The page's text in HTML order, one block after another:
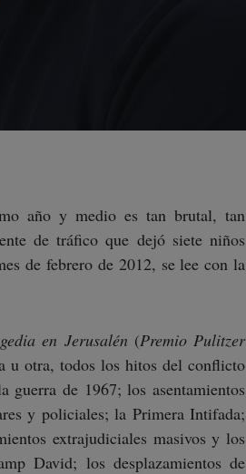
año y medio es tan brutal, tan
de tráfico que dejó siete niños
de febrero de 2012, se lee con la
en Jerusalén (Premio Pulitzer
u otra, todos los hitos del conflicto
de 1967; los asentamientos
y policiales; la Primera Intifada;
extrajudiciales masivos y los
David; los desplazamientos de